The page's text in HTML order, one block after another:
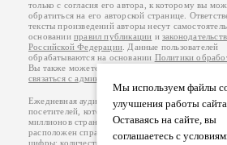
Мы используем файлы
улучшения работы
Оставаясь на сайте, вы
соглашаетесь с
только с согласия его автора, к которому вы
обратиться на его авторской странице.
тексты произведений авторы несут
основанииправил публикации и
Российской Федерации . Данные пользователей
обрабатываются на основании Политики
Вы также можете посмотреть более подробную
связаться с администрацией
Ежедневная аудитория портала Стихи.ру –
посетителей, которые в общей сумме
миллионов страниц по данным счетчика
расположен справа от этого текста. В каждой
цифры: количество просмотров и количество